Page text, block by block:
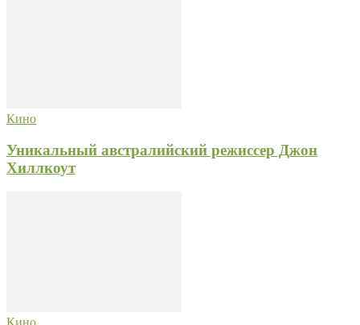
Кино
Уникальный австралийский режиссер Джон
Хиллкоут